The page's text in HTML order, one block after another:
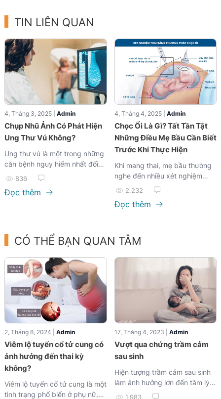
TIN LIÊN QUAN
4, Tháng 3, 2025 | Admin
Chụp Nhũ Ảnh Có Phát Hiện
Ung Thư Vú Không?
Ung thư vú là một trong những
căn bệnh nguy hiểm nhất đối
với phụ nữ. Việc phát hiện sớm
thành công. Một trong những
thực sự phát hiện được ung
thư vú không? Hãy cùng tìm
hiểu trong bài viết này.
836
Đọc thêm
4, Tháng 4, 2025 | Admin
Chọc Ối Là Gì? Tất Tần Tật
Những Điều Mẹ Bầu Cần Biết
Trước Khi Thực Hiện
Khi mang thai, mẹ bầu thường
nghe đến nhiều xét nghiệm
quan trọng để kiểm tra sức
khỏe thai nhi, trong đó "chọc
ối" là một thuật ngữ không còn
thế nào, có rủi ro gì không và
cùng khám phá chi tiết qua bài
viết này để mẹ bầu tự tin hơn
khi đối diện với xét nghiệm này
nhé!
2,232
Đọc thêm
CÓ THỂ BẠN QUAN TÂM
2, Tháng 8, 2024 | Admin
Viêm lộ tuyến cổ tử cung có
ảnh hưởng đến thai kỳ
không?
Viêm lộ tuyến cổ tử cung là một
tình trạng phổ biến ở phụ nữ,
17, Tháng 4, 2023 | Admin
Vượt qua chứng trầm cảm
sau sinh
Hiện tượng trầm cảm sau sinh
làm ảnh hưởng lớn đến tâm lý,
sức khỏe của nữ giới. Khi triệu
1,983